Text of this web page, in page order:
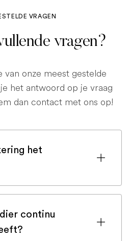
VRAGEN
vragen?
onze meest gestelde
het antwoord op je vraag
dan contact met ons op!
het
bij een
wordt gedekt.
de zekerheid uw
continu